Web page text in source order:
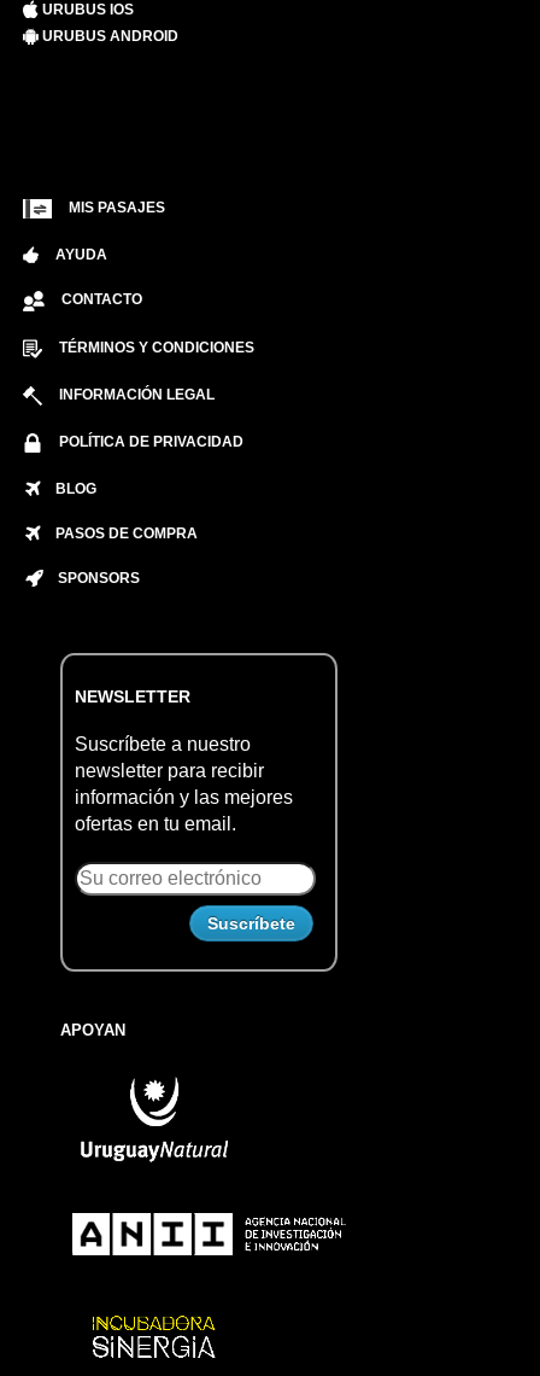
URUBUS IOS
URUBUS ANDROID
MIS PASAJES
AYUDA
CONTACTO
TÉRMINOS Y CONDICIONES
INFORMACIÓN LEGAL
POLÍTICA DE PRIVACIDAD
BLOG
PASOS DE COMPRA
SPONSORS
NEWSLETTER
Suscríbete a nuestro
newsletter para recibir
información y las mejores
ofertas en tu email.
APOYAN